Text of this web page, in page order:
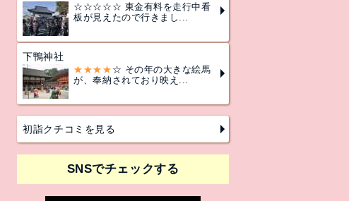
☆☆☆☆☆ 東金有料を走行中看
板が見えたので行きまし...
下鴨神社
★★★★ ☆ その年の大きな絵馬
が、奉納されており映え...
初詣クチコミを見る
SNSでチェックする